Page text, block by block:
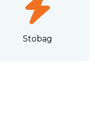
Stobag